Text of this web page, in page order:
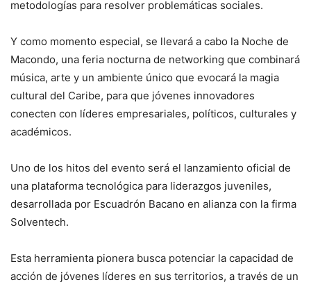
metodologías para resolver problemáticas sociales.
Y como momento especial, se llevará a cabo la Noche de
Macondo, una feria nocturna de networking que combinará
música, arte y un ambiente único que evocará la magia
cultural del Caribe, para que jóvenes innovadores
conecten con líderes empresariales, políticos, culturales y
académicos.
Uno de los hitos del evento será el lanzamiento oficial de
una plataforma tecnológica para liderazgos juveniles,
desarrollada por Escuadrón Bacano en alianza con la firma
Solventech.
Esta herramienta pionera busca potenciar la capacidad de
acción de jóvenes líderes en sus territorios, a través de un